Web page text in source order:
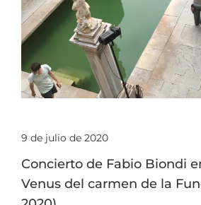
9 de julio de 2020
Concierto de Fabio Biondi
Venus del carmen de la